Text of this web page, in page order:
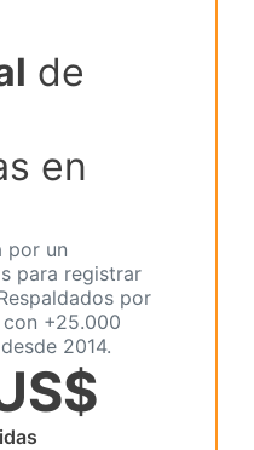
de
en
por un
para registrar
por
+25.000
2014.